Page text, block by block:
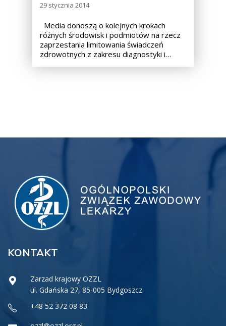
29 stycznia 2014
Media donoszą o kolejnych krokach
różnych środowisk i podmiotów na rzecz
zaprzestania limitowania świadczeń
zdrowotnych z zakresu diagnostyki i…
KONTAKT
Zarzad krajowy OZZL
ul. Gdańska 27, 85-005 Bydgoszcz
+48 52 372 08 83